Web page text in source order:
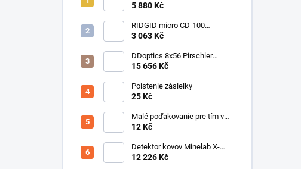
Find 66
5 880 Kč
RIDGID micro CD-100
Detektor horľavých plynov
3 063 Kč
DDoptics 8x56 Pirschler
Gen.3 Magnesium zelený
15 656 Kč
Poistenie zásielky
25 Kč
Malé poďakovanie pre tím v
sklade
12 Kč
Detektor kovov Minelab X-
Terra ELITE pinpoiter set
12 226 Kč